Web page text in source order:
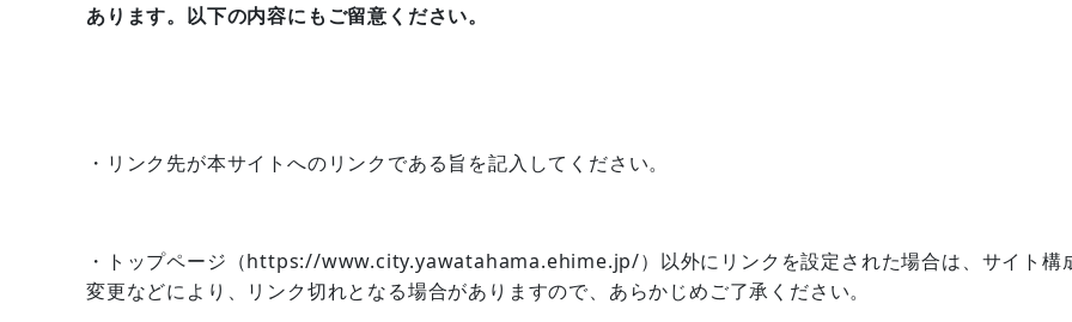
あります。以下の内容にもご留意ください。
・リンク先が本サイトへのリンクである旨を記入してください。
・トップページ（https://www.city.yawatahama.ehime.jp/）以外にリンクを設定された場合は、サイト構
変更などにより、リンク切れとなる場合がありますので、あらかじめご了承ください。